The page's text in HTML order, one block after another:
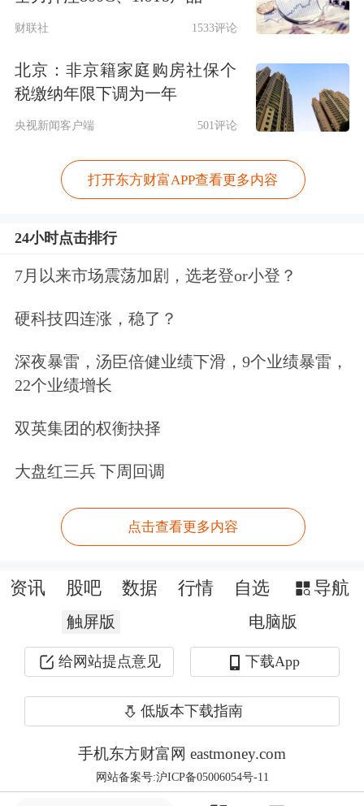
资产交割清晰，实际上仍保留 “四个不
次合作建立在双方企业和两位企业家的
深厚友谊和深度信任基础上，是一
万达商业作为中国成长性最强的商业地
产商，在过去以其创新的商业模式在中
思危，提出了万达的轻资产转型战略，
同时，万达已经把发展重点从早期的建
房、卖房为主调整为输出万达品牌、文
化、管理、设计和商业地产出租为主，
并在过去两年中不断提高租金收入在整
单，在资本市场上，以卖房收入为主的
右，而从国内外实施以轻资产的租金服
务收入的上市公司的市盈率则在30倍左
右，是房地产商估值的3倍，看到了这
一点也就明白了万达从地产向影视、体
育、旅游、儿童娱乐、大健康、网络、
金融等领域进行“大腾挪”的原因所在。
预计2年左右，万达商业租金等收入就
财联社 1533评论
北京：非京籍家庭购房社保个
税缴纳年限下调为一年
央视新闻客户端 501评论
打开东方财富APP查看更多内容
24小时点击排行
7月以来市场震荡加剧，选老登or小登？
硬科技四连涨，稳了？
深夜暴雷，汤臣倍健业绩下滑，9个业绩暴雷，
22个业绩增长
双英集团的权衡抉择
大盘红三兵 下周回调
点击查看更多内容
资讯 股吧 数据 行情 自选 导航
触屏版 电脑版
给网站提点意见 下载App
低版本下载指南
手机东方财富网 eastmoney.com
网站备案号:沪ICP备05006054号-11